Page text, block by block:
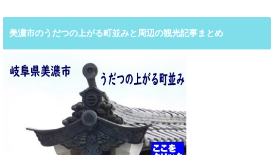
美濃市のうだつの上がる町並みと周辺の観光記事まとめ